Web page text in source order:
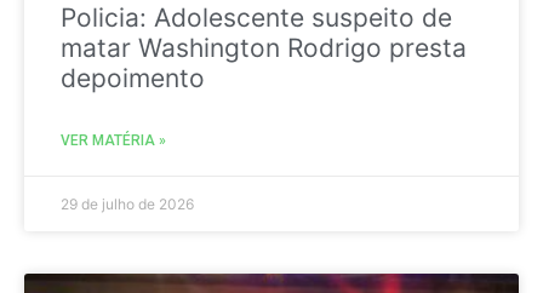
Policia: Adolescente suspeito de
matar Washington Rodrigo presta
depoimento
VER MATÉRIA »
29 de julho de 2026